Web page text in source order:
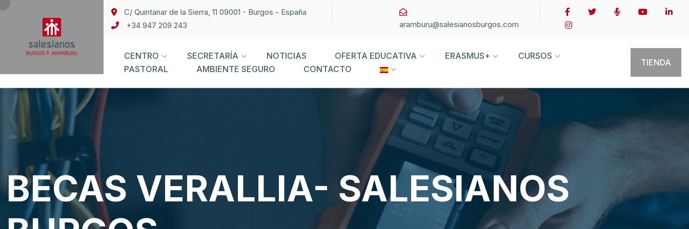
C/ Quintanar de la Sierra, 11 09001 - Burgos - España
+34 947 209 243
aramburu@salesianosburgos.com
CENTRO SECRETARÍA NOTICIAS OFERTA EDUCATIVA ERASMUS+
CURSOS
PASTORAL
AMBIENTE SEGURO CONTACTO
TIENDA
BECAS VERALLIA- SALESIANOS